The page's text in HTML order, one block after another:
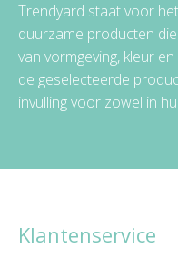
Trendyard staat voor
duurzame producten
van vormgeving, kleur
de geselecteerde
invulling voor zowel in
Klantenservice